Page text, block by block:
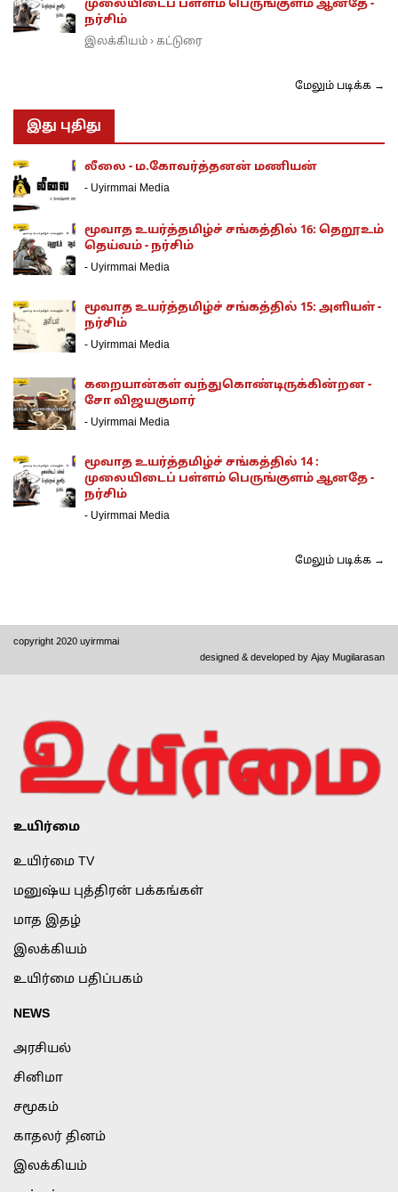
முலையிடைப் பள்ளம் பெருங்குளம் ஆனதே -
நர்சிம்
இலக்கியம் › கட்டுரை
மேலும் படிக்க →
இது புதிது
லீலை - ம.கோவர்த்தனன் மணியன்
- Uyirmmai Media
மூவாத உயர்த்தமிழ்ச் சங்கத்தில் 16: தெறூஉம்
தெய்வம் - நர்சிம்
- Uyirmmai Media
மூவாத உயர்த்தமிழ்ச் சங்கத்தில் 15: அளியள் -
நர்சிம்
- Uyirmmai Media
கறையான்கள் வந்துகொண்டிருக்கின்றன -
சோ விஜயகுமார்
- Uyirmmai Media
மூவாத உயர்த்தமிழ்ச் சங்கத்தில் 14 :
முலையிடைப் பள்ளம் பெருங்குளம் ஆனதே -
நர்சிம்
- Uyirmmai Media
மேலும் படிக்க →
copyright 2020 uyirmmai
designed & developed by Ajay Mugilarasan
உயிர்மை
உயிர்மை TV
மனுஷ்ய புத்திரன் பக்கங்கள்
மாத இதழ்
இலக்கியம்
உயிர்மை பதிப்பகம்
NEWS
அரசியல்
சினிமா
சமூகம்
காதலர் தினம்
இலக்கியம்